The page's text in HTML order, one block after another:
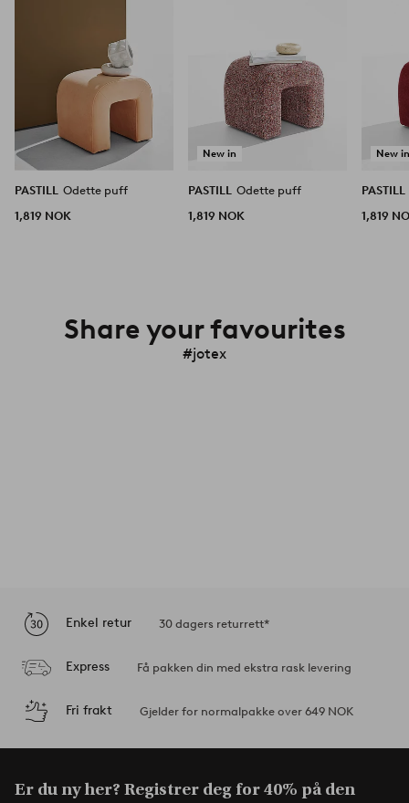
PASTILL Odette puff
1,819 NOK
New in
PASTILL
Odette puff
1,819 NOK
New
PASTILL
1,819
Share your favourites
#jotex
Enkel retur 30 dagers returrett*
Express Få pakken din med ekstra rask levering
Fri frakt Gjelder for normalpakke over 649 NOK
Er du ny her? Registrer deg for 40% på den